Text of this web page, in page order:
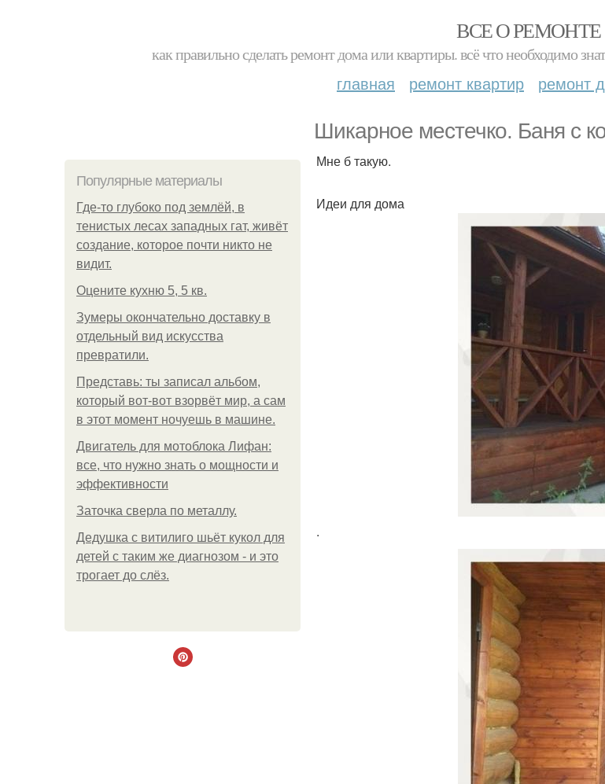
ВСЕ О РЕМОНТЕ
как правильно сделать ремонт дома или квартиры. всё что необходимо
главная ремонт квартир ремонт
Шикарное местечко. Баня с
Популярные материалы
Где-то глубоко под землёй, в
тенистых лесах западных гат, живёт
создание, которое почти никто не
видит.
Оцените кухню 5, 5 кв.
Зумеры окончательно доставку в
отдельный вид искусства
превратили.
Представь: ты записал альбом,
который вот-вот взорвёт мир, а сам
в этот момент ночуешь в машине.
Двигатель для мотоблока Лифан:
все, что нужно знать о мощности и
эффективности
Заточка сверла по металлу.
Дедушка с витилиго шьёт кукол для
детей с таким же диагнозом - и это
трогает до слёз.
Мне б такую.
Идеи для дома
.